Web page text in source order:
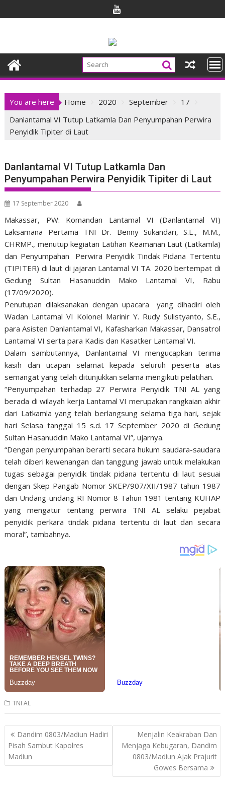
to
You are here Home 2020 September
17
Danlantamal VI Tutup Latkamla Dan Penyumpahan Perwira
Penyidik Tipiter di Laut
Danlantamal VI Tutup Latkamla Dan
Penyumpahan Perwira Penyidik Tipiter di Laut
17 September 2020
Makassar, PW: Komandan Lantamal VI (Danlantamal VI)
Laksamana Pertama TNI Dr. Benny Sukandari, S.E., M.M.,
CHRMP., menutup kegiatan Latihan Keamanan Laut (Latkamla)
dan Penyumpahan Perwira Penyidik Tindak Pidana Tertentu
(TIPITER) di laut di jajaran Lantamal VI TA. 2020 bertempat di
Gedung Sultan Hasanuddin Mako Lantamal VI, Rabu
(17/09/2020).
Penutupan dilaksanakan dengan upacara yang dihadiri oleh
Wadan Lantamal VI Kolonel Marinir Y. Rudy Sulistyanto, S.E.,
para Asisten Danlantamal VI, Kafasharkan Makassar, Dansatrol
Lantamal VI serta para Kadis dan Kasatker Lantamal VI.
Dalam sambutannya, Danlantamal VI mengucapkan terima
kasih dan ucapan selamat kepada seluruh peserta atas
semangat yang telah ditunjukkan selama mengikuti pelatihan.
“Penyumpahan terhadap 27 Perwira Penyidik TNI AL yang
berada di wilayah kerja Lantamal VI merupakan rangkaian akhir
dari Latkamla yang telah berlangsung selama tiga hari, sejak
hari Selasa tanggal 15 s.d. 17 September 2020 di Gedung
Sultan Hasanuddin Mako Lantamal VI”, ujarnya.
“Dengan penyumpahan berarti secara hukum saudara-saudara
telah diberi kewenangan dan tanggung jawab untuk melakukan
tugas sebagai penyidik tindak pidana tertentu di laut sesuai
dengan Skep Pangab Nomor SKEP/907/XII/1987 tahun 1987
dan Undang-undang RI Nomor 8 Tahun 1981 tentang KUHAP
yang mengatur tentang perwira TNI AL selaku pejabat
penyidik perkara tindak pidana tertentu di laut dan secara
moral”, tambahnya.
TNI AL
Post
navigation
Dandim 0803/Madiun Hadiri
Pisah Sambut Kapolres
Madiun
Menjalin Keakraban Dan
Menjaga Kebugaran, Dandim
0803/Madiun Ajak Prajurit
Gowes Bersama